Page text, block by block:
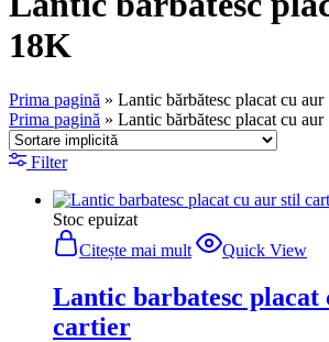
18K
Prima pagină » Lantic bărbătesc placat cu
Prima pagină » Lantic bărbătesc placat cu
Filter
Stoc epuizat
Citește mai mult
Quick View
Lantic barbatesc placat
cartier